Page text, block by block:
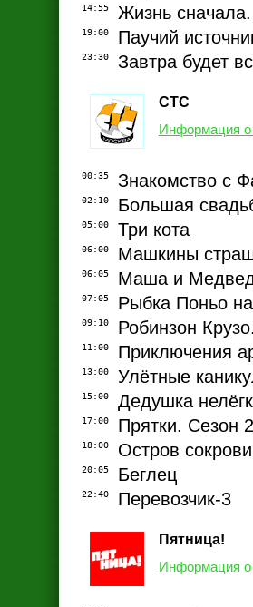
14:55 Жизнь
19:00 Паучий
23:30 Завтра будет
СТС
Информация
00:35 Знакомство с
02:10 Большая
05:00 Три кота
06:00 Машкины
06:05 Маша и
07:05 Рыбка Поньо
09:10 Робинзон
11:00 Приключения
13:00 Улётные
15:00 Дедушка
17:00 Прятки. Сезон
18:00 Остров
20:05 Беглец
22:40 Перевозчик-3
Пятница!
Информация о